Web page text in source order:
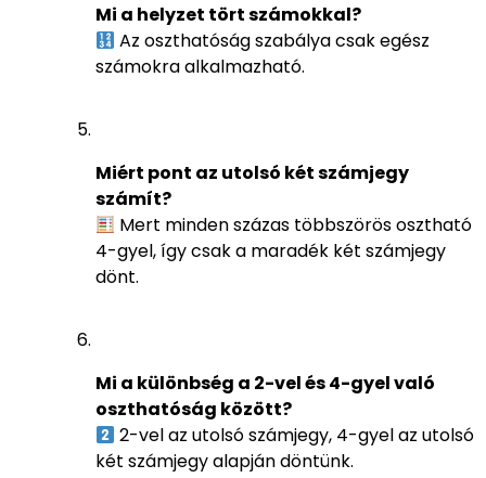
Mi a helyzet tört számokkal?
Az oszthatóság szabálya csak egész
számokra alkalmazható.
Miért pont az utolsó két számjegy
számít?
Mert minden százas többszörös osztható
4-gyel, így csak a maradék két számjegy
dönt.
Mi a különbség a 2-vel és 4-gyel való
oszthatóság között?
2-vel az utolsó számjegy, 4-gyel az utolsó
két számjegy alapján döntünk.